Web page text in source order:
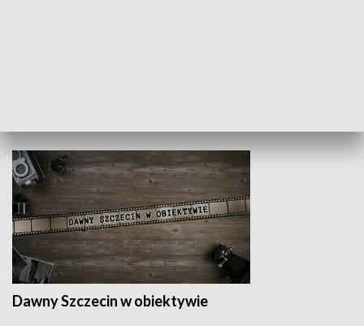
Dawny Szczecin w obiektywie